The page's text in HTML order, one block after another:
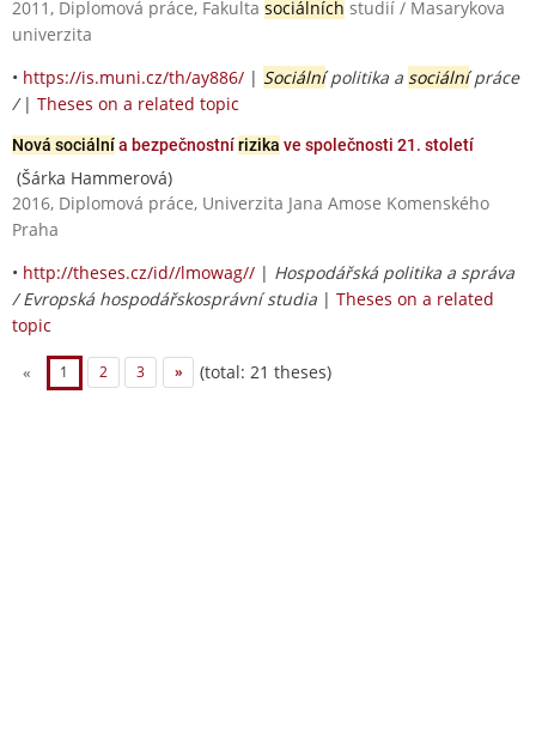
2011, Diplomová práce, Fakulta sociálních studií / Masarykova
univerzita
• https://is.muni.cz/th/ay886/ | Sociálnípolitika a sociálnípráce
/ | Theses on a related topic
Nová sociálnía bezpečnostnírizika ve společnosti 21. století
(Šárka Hammerová)
2016, Diplomová práce, Univerzita Jana Amose Komenského
Praha
• http://theses.cz/id//lmowag// | Hospodářská politika a správa
/ Evropská hospodářskosprávní studia | Theses on a related
topic
« 1 2 3 » (total: 21 theses)